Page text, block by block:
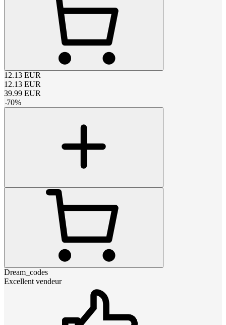
12.13 EUR
12.13 EUR
39.99 EUR
-70%
Dream_codes
Excellent vendeur